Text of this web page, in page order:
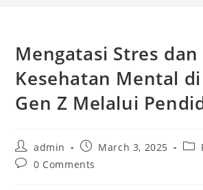
Mengatasi Stres dan
Kesehatan Mental
Gen Z Melalui
Post
author:
admin
Post
published:
March 3, 2025
Post
Post0 Comments